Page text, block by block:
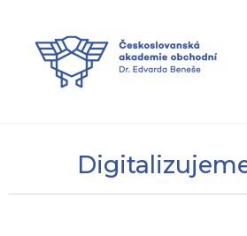
obsah